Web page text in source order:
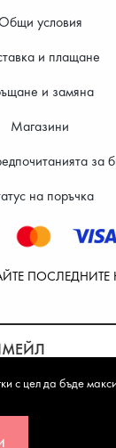
условия
и плащане
и замяна
Магазини
за
на поръчка
с цел да бъде